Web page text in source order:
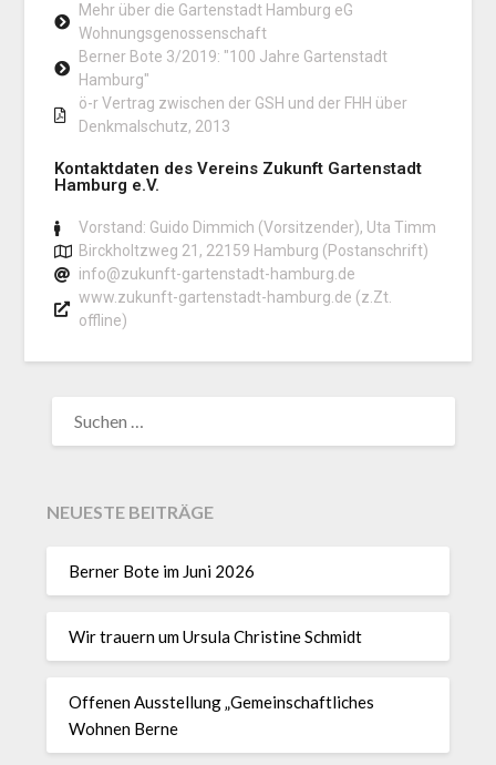
Mehr über die Gartenstadt Hamburg eG
Wohnungsgenossenschaft
Berner Bote 3/2019: "100 Jahre Gartenstadt
Hamburg"
ö-r Vertrag zwischen der GSH und der FHH über
Denkmalschutz, 2013
Kontaktdaten des Vereins Zukunft Gartenstadt
Hamburg e.V.
Vorstand: Guido Dimmich (Vorsitzender), Uta Timm
Birckholtzweg 21, 22159 Hamburg (Postanschrift)
info@zukunft-gartenstadt-hamburg.de
www.zukunft-gartenstadt-hamburg.de (z.Zt.
offline)
NEUESTE BEITRÄGE
Berner Bote im Juni 2026
Wir trauern um Ursula Christine Schmidt
Offenen Ausstellung „Gemeinschaftliches
Wohnen Berne